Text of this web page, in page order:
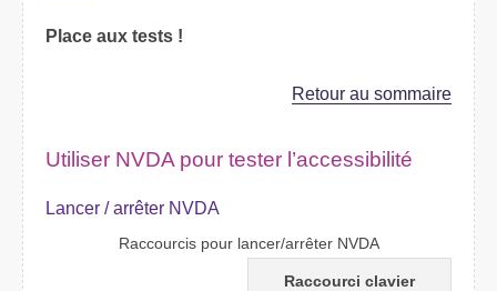
Place aux tests !
Retour au sommaire
Utiliser NVDA pour tester l’accessibilité
Lancer / arrêter NVDA
Raccourcis pour lancer/arrêter NVDA
Raccourci clavier